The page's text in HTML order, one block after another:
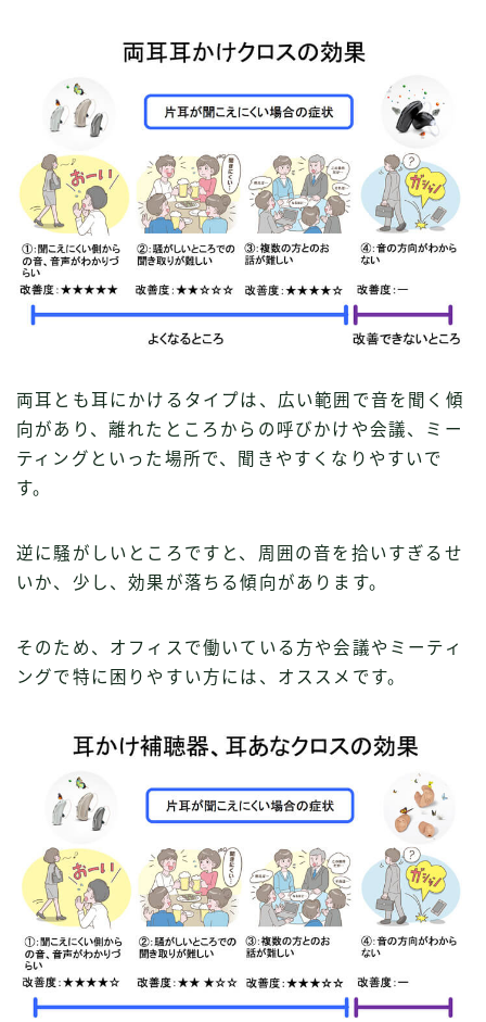
Follow Me
両耳とも耳にかけるタイプは、広い範囲で音を聞く傾
向があり、離れたところからの呼びかけや会議、ミー
ティングといった場所で、聞きやすくなりやすいで
す。
逆に騒がしいところですと、周囲の音を拾いすぎるせ
いか、少し、効果が落ちる傾向があります。
そのため、オフィスで働いている方や会議やミーティ
ングで特に困りやすい方には、オススメです。